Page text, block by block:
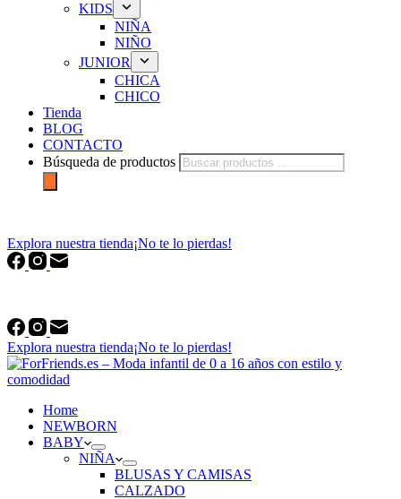
KIDS
NIÑA
NIÑO
JUNIOR
CHICA
CHICO
Tienda
BLOG
CONTACTO
Búsqueda de productos
Explora nuestra tienda¡No te lo pierdas!
Explora nuestra tienda¡No te lo pierdas!
Home
NEWBORN
BABY
NIÑA
BLUSAS Y CAMISAS
CALZADO